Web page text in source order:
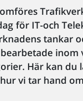
för IT-och
tankar
inom
Här kan du
vi tar hand